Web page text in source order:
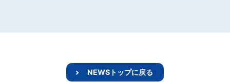
NEWSトップに戻る